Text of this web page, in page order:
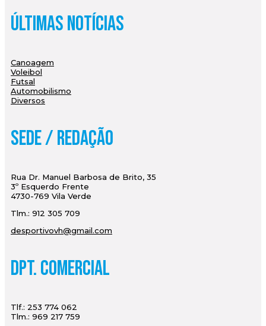
Últimas Notícias
Canoagem
Voleibol
Futsal
Automobilismo
Diversos
Sede / Redação
Rua Dr. Manuel Barbosa de Brito, 35
3º Esquerdo Frente
4730-769 Vila Verde
Tlm.: 912 305 709
desportivovh@gmail.com
Dpt. Comercial
Tlf.: 253 774 062
Tlm.: 969 217 759